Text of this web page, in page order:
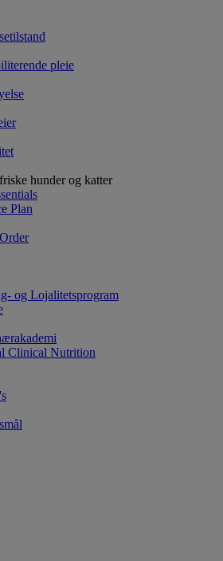
pleie
hunder og katter
Plan
og Lojalitetsprogram
Clinical Nutrition